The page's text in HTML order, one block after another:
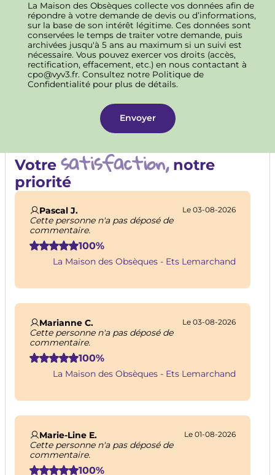
La Maison des Obsèques collecte vos données afin de
répondre à votre demande de devis ou d’informations,
sur la base de son intérêt légitime. Ces données sont
conservées le temps de traiter votre demande, puis
archivées jusqu'à 5 ans au maximum si un suivi est
nécessaire. Vous pouvez exercer vos droits (accès,
rectification, effacement, etc.) en nous contactant à
cpo@vyv3.fr. Consultez notre Politique de
Confidentialité pour plus de détails.
Votre satisfaction,notre
priorité
Pascal J. Le 03-08-2026
Cette personne n'a pas déposé de
commentaire.
100%
La Maison des Obsèques - Ets Lemarchand
Marianne C. Le 03-08-2026
Cette personne n'a pas déposé de
commentaire.
100%
La Maison des Obsèques - Ets Lemarchand
Marie-Line E. Le 01-08-2026
Cette personne n'a pas déposé de
commentaire.
100%